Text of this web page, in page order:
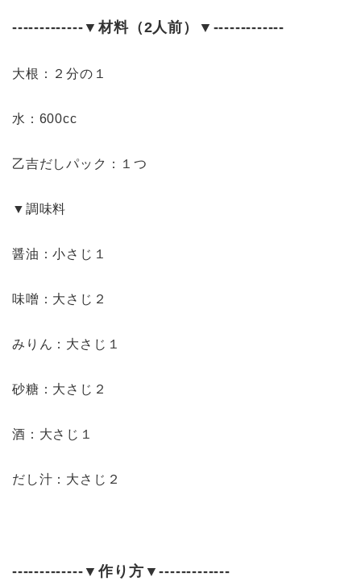
-------------▼材料（2人前）▼ -------------
大根：２分の１
水：600cc
乙吉だしパック：１つ
▼調味料
醤油：小さじ１
味噌：大さじ２
みりん：大さじ１
砂糖：大さじ２
酒：大さじ１
だし汁：大さじ２
-------------▼作り方▼-------------